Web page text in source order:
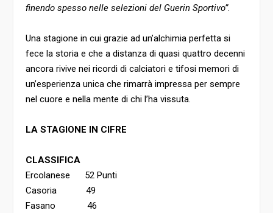
finendo spesso nelle selezioni del Guerin Sportivo”.
Una stagione in cui grazie ad un’alchimia perfetta si
fece la storia e che a distanza di quasi quattro decenni
ancora rivive nei ricordi di calciatori e tifosi memori di
un’esperienza unica che rimarrà impressa per sempre
nel cuore e nella mente di chi l’ha vissuta.
LA STAGIONE IN CIFRE
CLASSIFICA
Ercolanese 52 Punti
Casoria 49
Fasano 46